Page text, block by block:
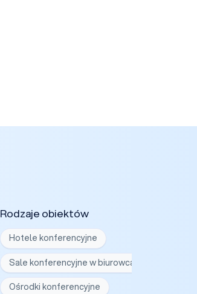
Rodzaje obiektów
Hotele konferencyjne
Sale konferencyjne w biurowcach
Ośrodki konferencyjne